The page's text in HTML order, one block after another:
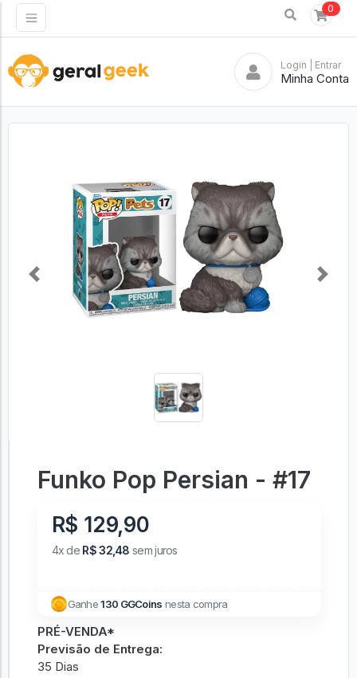
0
Login | Entrar
Minha Conta
Previous Next
Funko Pop Persian - #17
R$ 129,90
4x de R$ 32,48 sem juros
Ganhe130 GGCoins nesta compra
PRÉ-VENDA*
Previsão de Entrega:
35 Dias